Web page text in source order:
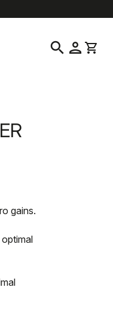
search person shopping_cart
gains.